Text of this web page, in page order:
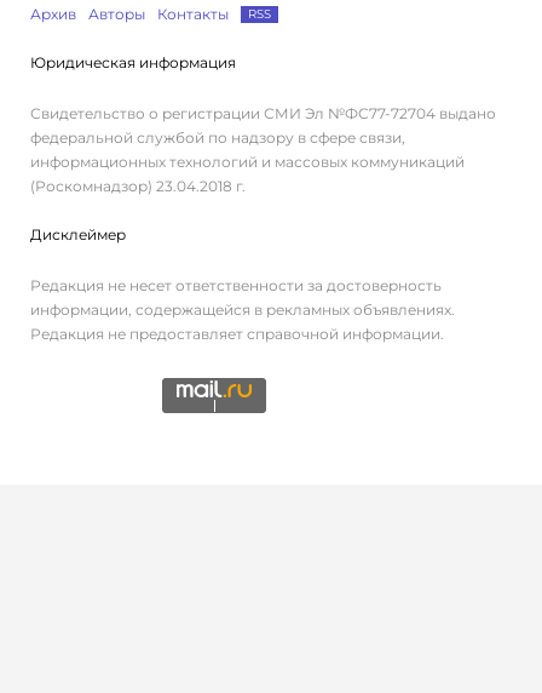
Архив
Авторы Контакты RSS
Юридическая информация
Свидетельство о регистрации СМИ Эл №ФС77-72704 выдано
федеральной службой по надзору в сфере связи,
информационных технологий и массовых коммуникаций
(Роскомнадзор) 23.04.2018 г.
Дисклеймер
Редакция не несет ответственности за достоверность
информации, содержащейся в рекламных объявлениях.
Редакция не предоставляет справочной информации.